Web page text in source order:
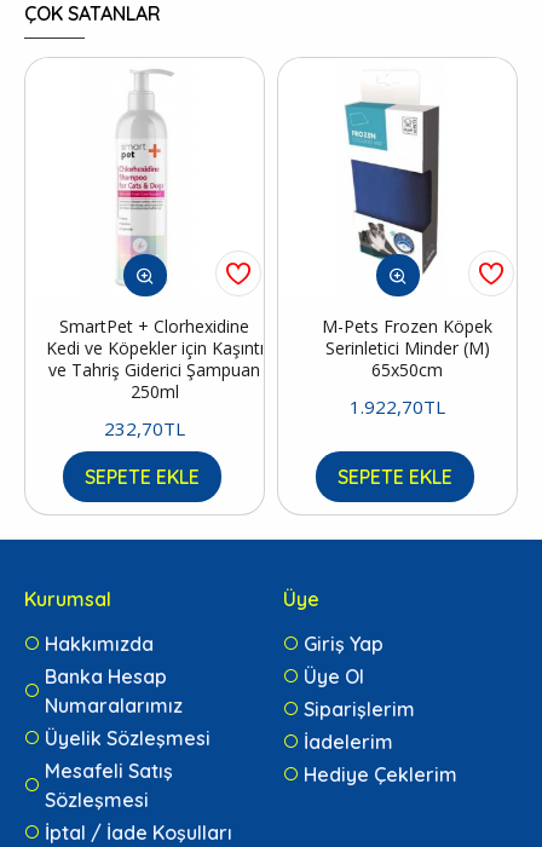
ÇOK SATANLAR
SmartPet + Clorhexidine
Kedi ve Köpekler için Kaşıntı
ve Tahriş Giderici Şampuan
250ml
232,70TL
SEPETE EKLE
M-Pets Frozen Köpek
Serinletici Minder (M)
65x50cm
1.922,70TL
SEPETE EKLE
Kurumsal
Hakkımızda
Banka Hesap
Numaralarımız
Üyelik Sözleşmesi
Mesafeli Satış
Sözleşmesi
İptal / İade Koşulları
Üye
Giriş Yap
Üye Ol
Siparişlerim
İadelerim
Hediye Çeklerim